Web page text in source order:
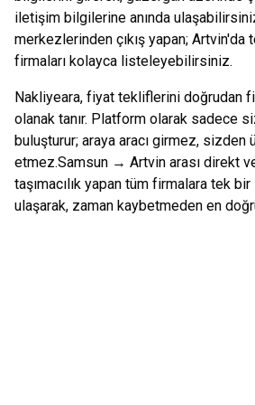
iletişim bilgilerine anında
merkezlerinden çıkış yapan; Artvin'da
firmaları kolayca listeleyebilirsiniz.
Nakliyeara, fiyat tekliflerini doğrudan
olanak tanır. Platform olarak sadece
buluşturur; araya aracı girmez, sizden
etmez.Samsun → Artvin arası direkt
taşımacılık yapan tüm firmalara tek
ulaşarak, zaman kaybetmeden en